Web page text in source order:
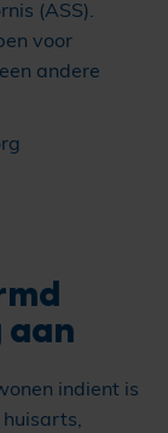
(ASS).
voor
andere
aan
indient is